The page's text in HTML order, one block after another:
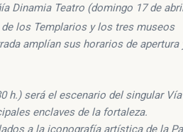
Dinamia Teatro (domingo 17 de
los Templarios y los tres museos
amplían sus horarios de apertura
h.) será el escenario del singular Vía
enclaves de la fortaleza.
a la iconografía artística de la